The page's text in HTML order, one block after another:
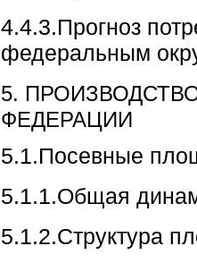
4.4.3.Прогноз
федеральным
5.
ФЕДЕРАЦИИ
5.1.Посевные
5.1.1.Общая
5.1.2.Структура